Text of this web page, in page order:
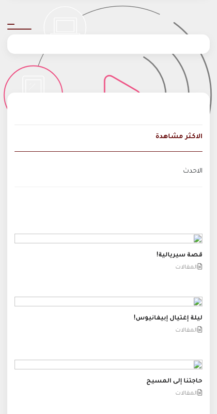
الاكثر مشاهدة
الاحدث
قصة سيريالية!
المقالات
ليلة إغتيال إبيفانيوس!
المقالات
حاجتنا إلى المسيح
المقالات